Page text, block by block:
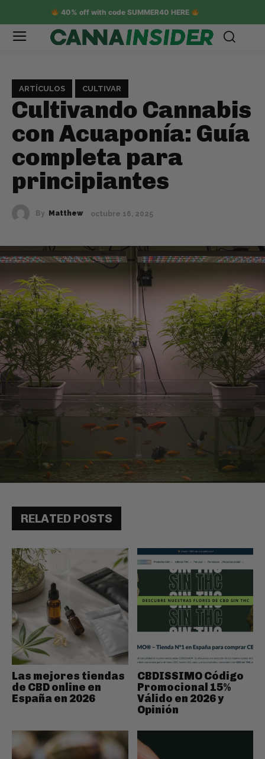
40% off with code SUMMER40 HERE
ARTÍCULOS CULTIVAR
Cultivando Cannabis
con Acuaponía: Guía
completa para
principiantes
By Matthew octubre 16, 2025
RELATED POSTS
Las mejores tiendas
de CBD online en
España en 2026
CBDISSIMO Código
Promocional 15%
Válido en 2026 y
Opinión